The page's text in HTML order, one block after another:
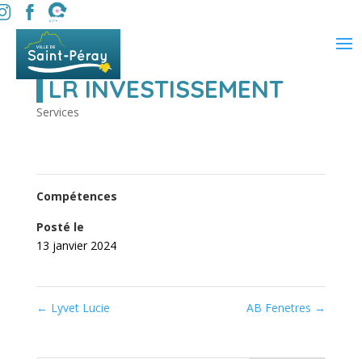
LR INVESTISSEMENT
Services
Compétences
Posté le
13 janvier 2024
← Lyvet Lucie AB Fenetres →